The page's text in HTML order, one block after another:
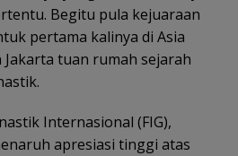
Begitu pula kejuaraan
pertama kalinya di Asia
tuan rumah sejarah
Internasional (FIG),
apresiasi tinggi atas